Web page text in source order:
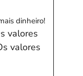
dinheiro!
valores
valores